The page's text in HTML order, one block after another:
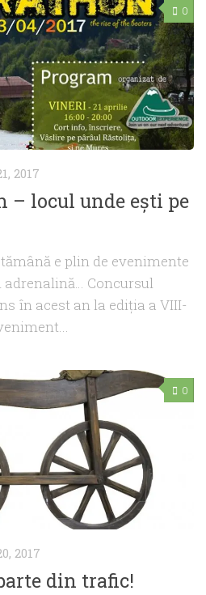
0
2017
– locul unde eşti pe
e plin de evenimente
adrenalină… Concursul
în acest an la ediţia a VIII-
0
2017
din trafic!